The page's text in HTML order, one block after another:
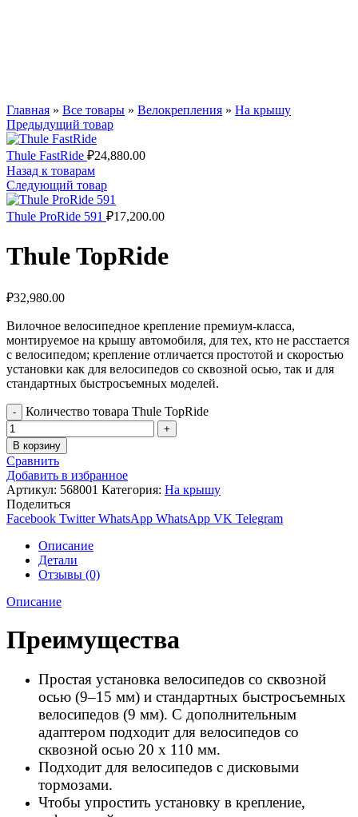
Главная » Все товары » Велокрепления » На крышу
Предыдущий товар
Thule FastRide ₽24,880.00
Назад к товарам
Следующий товар
Thule ProRide 591 ₽17,200.00
Thule TopRide
₽32,980.00
Вилочное велосипедное крепление премиум-класса,
монтируемое на крышу автомобиля, для тех, кто не расстается
с велосипедом; крепление отличается простотой и скоростью
установки как для велосипедов со сквозной осью, так и для
стандартных быстросъемных моделей.
Количество товара Thule TopRide
В корзину
Сравнить
Добавить в избранное
Артикул: 568001 Категория: На крышу
Поделиться
Facebook Twitter WhatsApp WhatsApp VK Telegram
Описание
Детали
Отзывы (0)
Описание
Преимущества
Простая установка велосипедов со сквозной
осью (9–15 мм) и стандартных быстросъемных
велосипедов (9 мм). С дополнительным
адаптером подходит для велосипедов со
сквозной осью 20 x 110 мм.
Подходит для велосипедов с дисковыми
тормозами.
Чтобы упростить установку в крепление,